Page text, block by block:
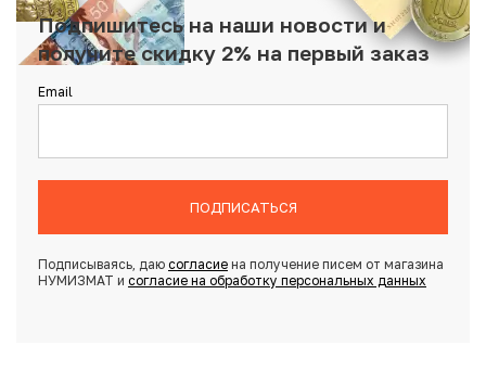
Подпишитесь на наши новости и
получите скидку 2% на первый заказ
Email
ПОДПИСАТЬСЯ
Подписываясь, даю согласиена получение писем от магазина
НУМИЗМАТ и согласие на обработку персональных данных